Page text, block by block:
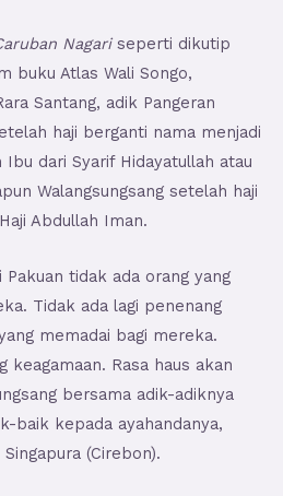
Nagariseperti dikutip
buku Atlas Wali Songo,
Santang, adik Pangeran
haji berganti nama menjadi
Ibu dari Syarif Hidayatullah atau
Walangsungsang setelah haji
Abdullah Iman.
tidak ada orang yang
Tidak ada lagi penenang
memadai bagi mereka.
keagamaan. Rasa haus akan
bersama adik-adiknya
baik kepada ayahandanya,
(Cirebon).